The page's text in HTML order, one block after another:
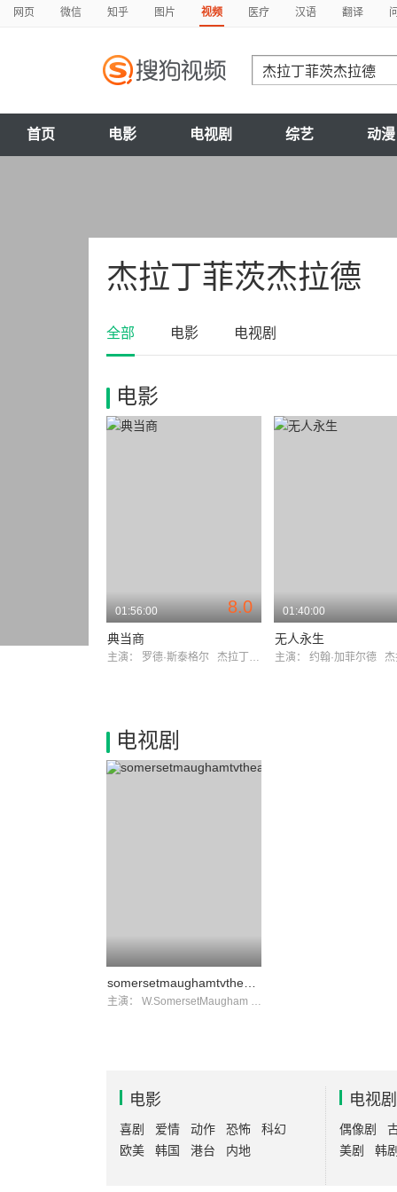
网页 微信 知乎 图片 视频 医疗 汉语 翻译
首页 电影 电视剧 综艺 动漫
杰拉丁菲茨杰拉德
全部 电影 电视剧
电影
8.0
01:56:00
典当商
主演： 罗德·斯泰格尔 杰拉丁·菲茨杰拉德
01:40:00
无人永生
主演： 约翰·加菲尔德 杰拉
电视剧
主演： W.SomersetMaugham JohnBaragrey
电影
喜剧 爱情 动作 恐怖
科幻
欧美
韩国 港台 内地
电视剧
偶像剧
美剧
韩